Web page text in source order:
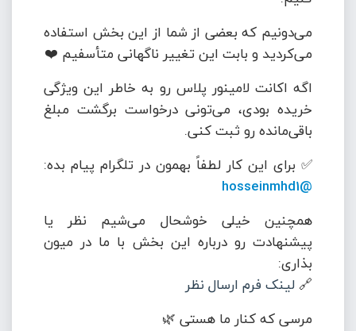
می‌دونیم که بعضی از شما از این بخش استفاده
می‌کردید و بابت این تغییر ناگهانی متأسفیم ❤️
اگه اکانت لامینور پلاس رو به خاطر این ویژگی
خریده بودی، می‌تونی درخواست برگشت مبلغ
باقی‌مانده رو ثبت کنی.
✅ برای این کار لطفاً بهمون در تلگرام پیام بده:
@hosseinmhd1
همچنین خیلی خوشحال می‌شیم نظر یا
پیشنهادت رو درباره این بخش با ما در میون
بذاری:
🔗 لینک فرم ارسال نظر
مرسی که کنار ما هستی 🌿